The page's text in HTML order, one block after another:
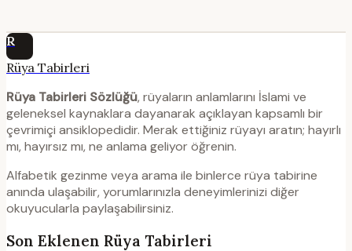
R
Rüya Tabirleri
Rüya Tabirleri Sözlüğü, rüyaların anlamlarını İslami ve
geleneksel kaynaklara dayanarak açıklayan kapsamlı bir
çevrimiçi ansiklopedidir. Merak ettiğiniz rüyayı aratın; hayırlı
mı, hayırsız mı, ne anlama geliyor öğrenin.
Alfabetik gezinme veya arama ile binlerce rüya tabirine
anında ulaşabilir, yorumlarınızla deneyimlerinizi diğer
okuyucularla paylaşabilirsiniz.
Son Eklenen Rüya Tabirleri